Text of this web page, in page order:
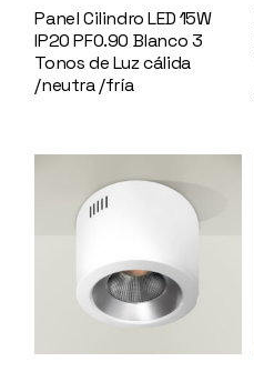
Panel Cilindro LED 15W
IP20 PF0.90 Blanco 3
Tonos de Luz cálida
/neutra /fría